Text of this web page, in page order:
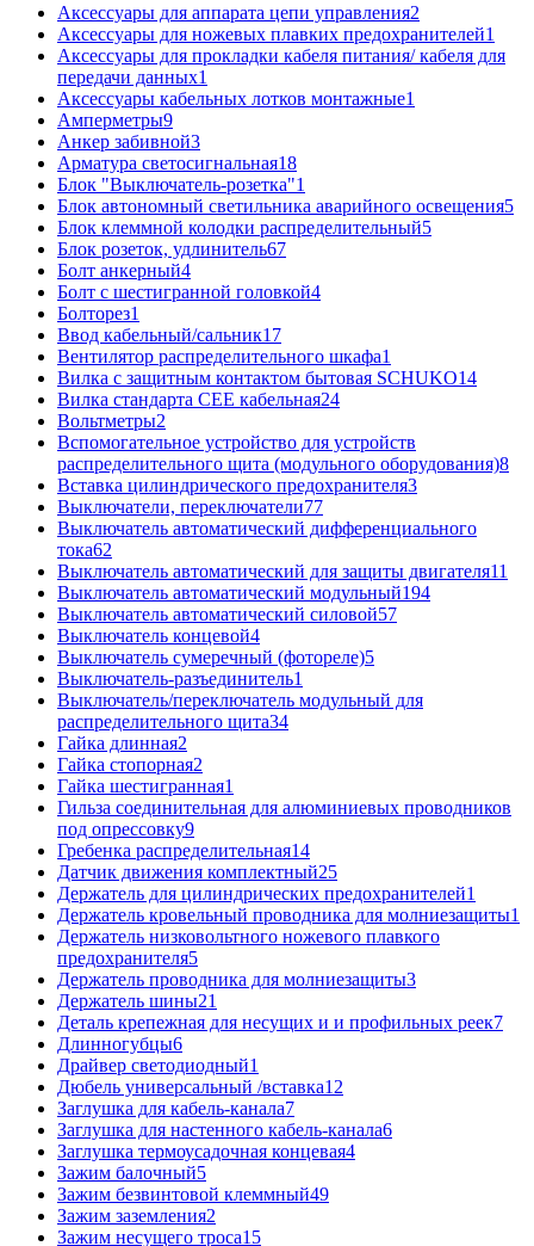
Аксессуары для аппарата цепи управления2
Аксессуары для ножевых плавких предохранителей1
Аксессуары для прокладки кабеля питания/ кабеля для
передачи данных1
Аксессуары кабельных лотков монтажные1
Амперметры9
Анкер забивной3
Арматура светосигнальная18
Блок "Выключатель-розетка"1
Блок автономный светильника аварийного освещения5
Блок клеммной колодки распределительный5
Блок розеток, удлинитель67
Болт анкерный4
Болт с шестигранной головкой4
Болторез1
Ввод кабельный/сальник17
Вентилятор распределительного шкафа1
Вилка с защитным контактом бытовая SCHUKO14
Вилка стандарта CEE кабельная24
Вольтметры2
Вспомогательное устройство для устройств
распределительного щита (модульного оборудования)8
Вставка цилиндрического предохранителя3
Выключатели, переключатели77
Выключатель автоматический дифференциального
тока62
Выключатель автоматический для защиты двигателя11
Выключатель автоматический модульный194
Выключатель автоматический силовой57
Выключатель концевой4
Выключатель сумеречный (фотореле)5
Выключатель-разъединитель1
Выключатель/переключатель модульный для
распределительного щита34
Гайка длинная2
Гайка стопорная2
Гайка шестигранная1
Гильза соединительная для алюминиевых проводников
под опрессовку9
Гребенка распределительная14
Датчик движения комплектный25
Держатель для цилиндрических предохранителей1
Держатель кровельный проводника для молниезащиты1
Держатель низковольтного ножевого плавкого
предохранителя5
Держатель проводника для молниезащиты3
Держатель шины21
Деталь крепежная для несущих и и профильных реек7
Длинногубцы6
Драйвер светодиодный1
Дюбель универсальный /вставка12
Заглушка для кабель-канала7
Заглушка для настенного кабель-канала6
Заглушка термоусадочная концевая4
Зажим балочный5
Зажим безвинтовой клеммный49
Зажим заземления2
Зажим несущего троса15